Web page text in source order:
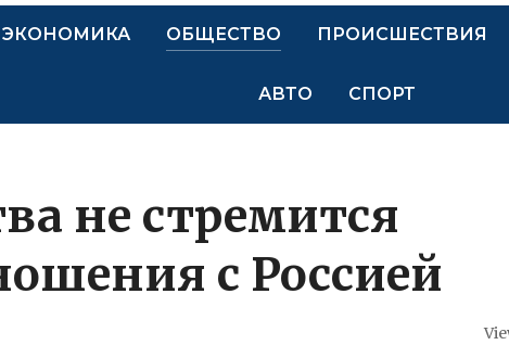
ЭКОНОМИКА ОБЩЕСТВО ПРОИСШЕСТВИЯ
АВТО СПОРТ
не стремится
с Россией